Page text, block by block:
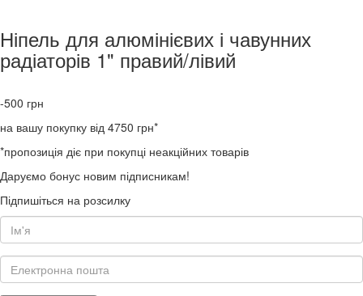
Ніпель для алюмінієвих і чавунних
радіаторів 1" правий/лівий
-500 грн
на вашу покупку від 4750 грн*
*пропозиція діє при покупці неакційних товарів
Даруємо бонус новим підписникам!
Підпишіться на розсилку